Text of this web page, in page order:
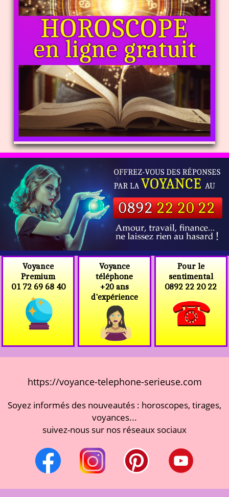
Voyance
Premium
01 72 69 68 40
Voyance
téléphone
+20 ans
d'expérience
Pour le
sentimental
0892 22 20 22
https://voyance-telephone-serieuse.com
Soyez informés des nouveautés : horoscopes, tirages,
voyances...
suivez-nous sur nos réseaux sociaux